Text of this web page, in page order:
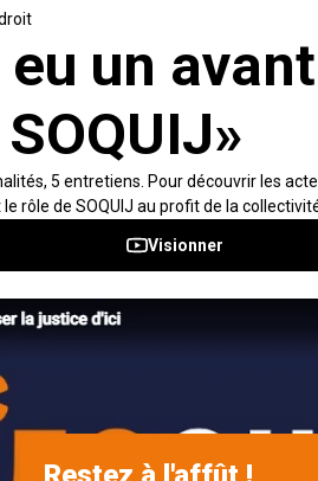
population dans sa
Accès rapides
À propos
Nétiquette
Accès à l’information